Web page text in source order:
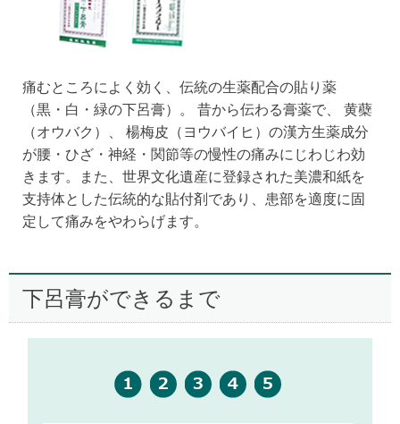
痛むところによく効く、伝統の生薬配合の貼り薬
（黒・白・緑の下呂膏）。 昔から伝わる膏薬で、 黄蘗
（オウバク）、 楊梅皮（ヨウバイヒ）の漢方生薬成分
が腰・ひざ・神経・関節等の慢性の痛みにじわじわ効
きます。また、世界文化遺産に登録された美濃和紙を
支持体とした伝統的な貼付剤であり、患部を適度に固
定して痛みをやわらげます。
下呂膏ができるまで